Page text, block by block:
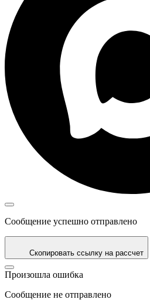
Сообщение успешно отправлено
Скопировать ссылку на рассчет
Произошла ошибка
Сообщение не отправлено